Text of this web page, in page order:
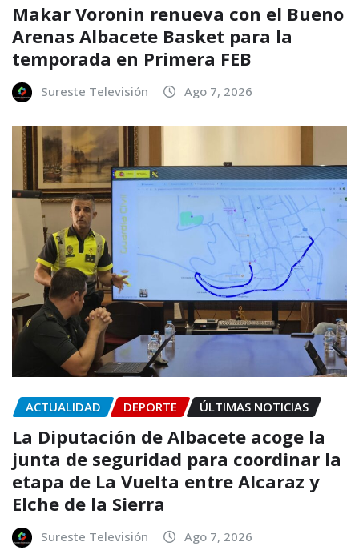
Makar Voronin renueva con el Bueno
Arenas Albacete Basket para la
temporada en Primera FEB
Sureste Televisión Ago 7, 2026
ACTUALIDAD DEPORTE ÚLTIMAS NOTICIAS
La Diputación de Albacete acoge la
junta de seguridad para coordinar la
etapa de La Vuelta entre Alcaraz y
Elche de la Sierra
Sureste Televisión Ago 7, 2026